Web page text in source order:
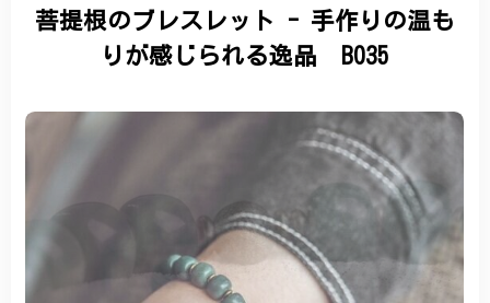
菩提根のブレスレット - 手作りの温も
りが感じられる逸品 B035